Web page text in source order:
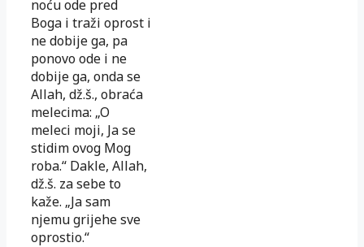
noću ode pred
Boga i traži oprost i
ne dobije ga, pa
ponovo ode i ne
dobije ga, onda se
Allah, dž.š., obraća
melecima: „O
meleci moji, Ja se
stidim ovog Mog
roba.“ Dakle, Allah,
dž.š. za sebe to
kaže. „Ja sam
njemu grijehe sve
oprostio.“